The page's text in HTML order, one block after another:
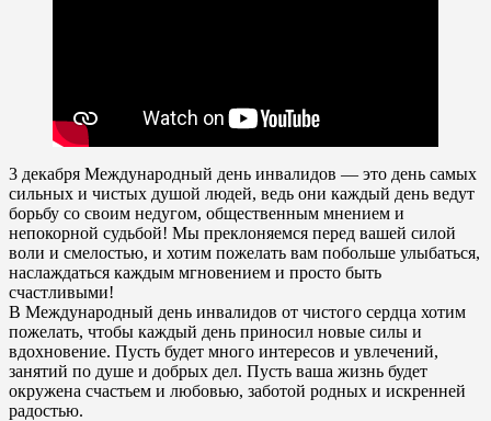
3 декабря Международный день инвалидов — это день самых
сильных и чистых душой людей, ведь они каждый день ведут
борьбу со своим недугом, общественным мнением и
непокорной судьбой! Мы преклоняемся перед вашей силой
воли и смелостью, и хотим пожелать вам побольше улыбаться,
наслаждаться каждым мгновением и просто быть
счастливыми!
В Международный день инвалидов от чистого сердца хотим
пожелать, чтобы каждый день приносил новые силы и
вдохновение. Пусть будет много интересов и увлечений,
занятий по душе и добрых дел. Пусть ваша жизнь будет
окружена счастьем и любовью, заботой родных и искренней
радостью.